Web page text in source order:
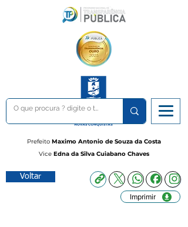
Prefeito Maximo Antonio de Souza da Costa
Vice Edna da Silva Cuiabano Chaves
Voltar
Imprimir